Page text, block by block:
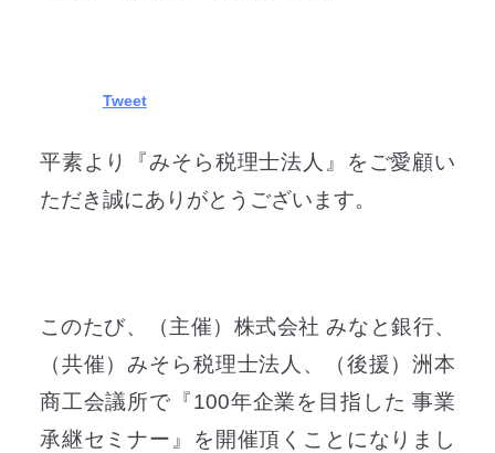
平素より『みそら税理士法人』をご愛顧い
ただき誠にありがとうございます。
このたび、（主催）株式会社 みなと銀行、
（共催）みそら税理士法人、（後援）洲本
商工会議所で『100年企業を目指した 事業
承継セミナー』を開催頂くことになりまし